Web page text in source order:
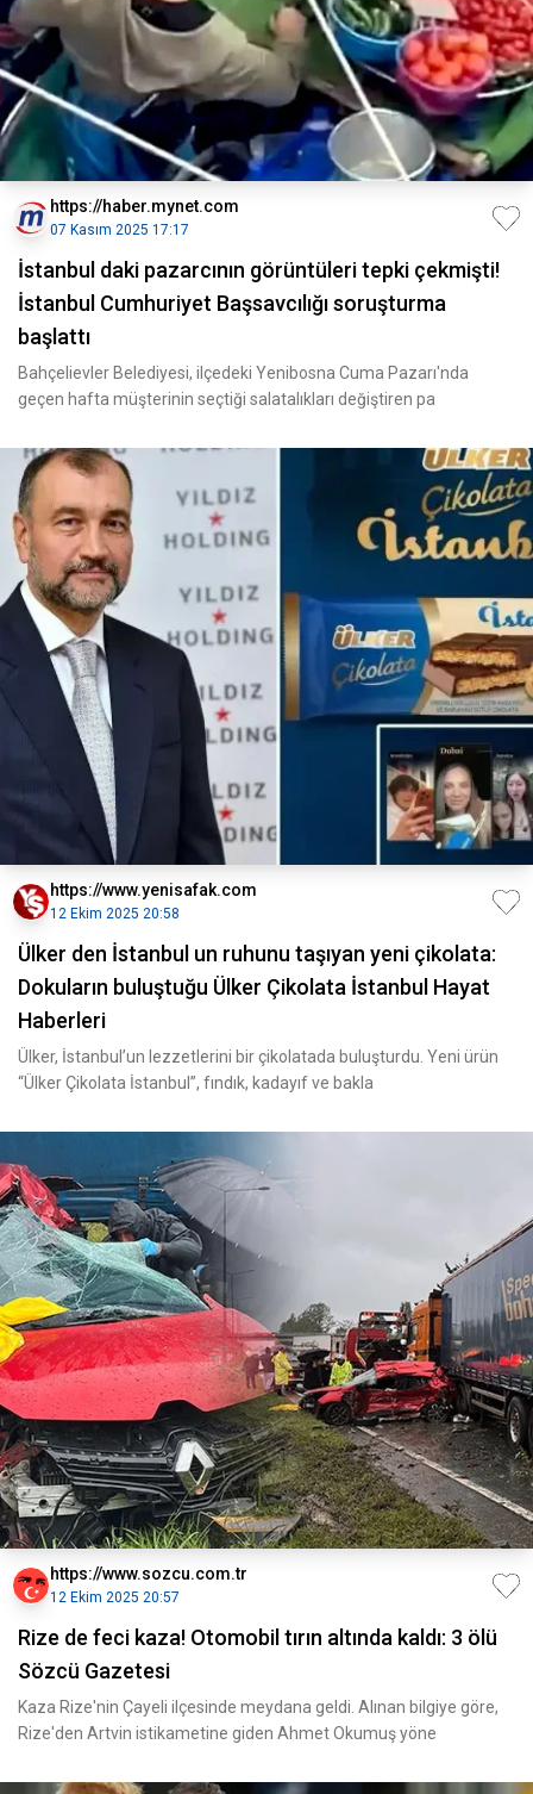
https://haber.mynet.com
07 Kasım 2025 17:17
İstanbul daki pazarcının görüntüleri tepki çekmişti!
İstanbul Cumhuriyet Başsavcılığı soruşturma
başlattı
Bahçelievler Belediyesi, ilçedeki Yenibosna Cuma Pazarı'nda
geçen hafta müşterinin seçtiği salatalıkları değiştiren pa
https://www.yenisafak.com
12 Ekim 2025 20:58
Ülker den İstanbul un ruhunu taşıyan yeni çikolata:
Dokuların buluştuğu Ülker Çikolata İstanbul Hayat
Haberleri
Ülker, İstanbul’un lezzetlerini bir çikolatada buluşturdu. Yeni ürün
“Ülker Çikolata İstanbul”, fındık, kadayıf ve bakla
https://www.sozcu.com.tr
12 Ekim 2025 20:57
Rize de feci kaza! Otomobil tırın altında kaldı: 3 ölü
Sözcü Gazetesi
Kaza Rize'nin Çayeli ilçesinde meydana geldi. Alınan bilgiye göre,
Rize'den Artvin istikametine giden Ahmet Okumuş yöne